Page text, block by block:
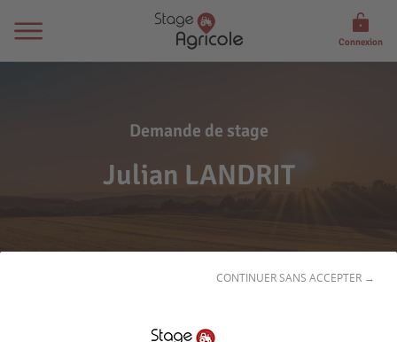
CONTINUER SANS ACCEPTER →
Connexion
Demande de stage
Julian LANDRIT